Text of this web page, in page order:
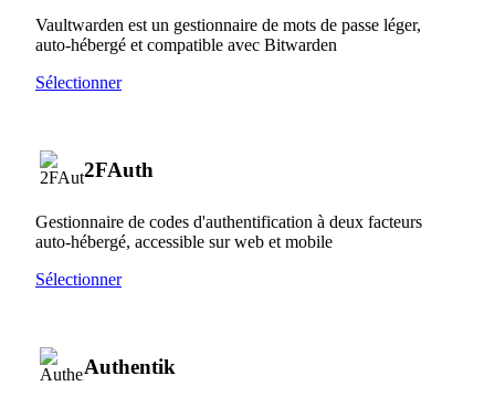
Vaultwarden est un gestionnaire de mots de passe léger,
auto-hébergé et compatible avec Bitwarden
Sélectionner
2FAuth
Gestionnaire de codes d'authentification à deux facteurs
auto-hébergé, accessible sur web et mobile
Sélectionner
Authentik